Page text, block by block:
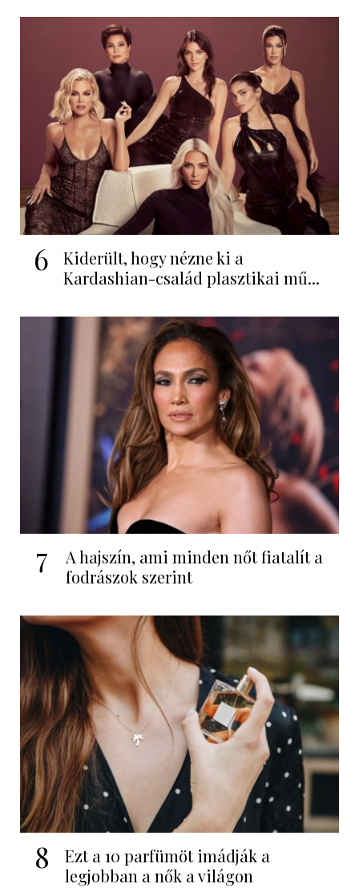
6
Kiderült, hogy nézne ki a
Kardashian-család plasztikai mű...
7
A hajszín, ami minden nőt fiatalít a
fodrászok szerint
8
Ezt a 10 parfümöt imádják a
legjobban a nők a világon